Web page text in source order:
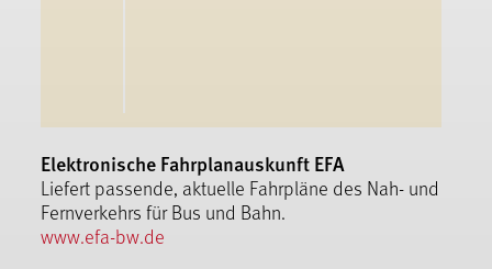
Elektronische Fahrplanauskunft EFA
Liefert passende, aktuelle Fahrpläne des Nah- und
Fernverkehrs für Bus und Bahn.
www.efa-bw.de